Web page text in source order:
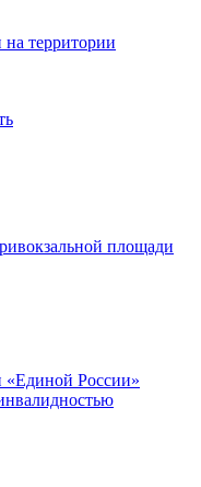
территории
площади
«Единой России»